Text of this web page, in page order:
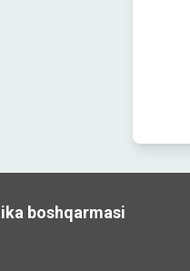
boshqarmasi